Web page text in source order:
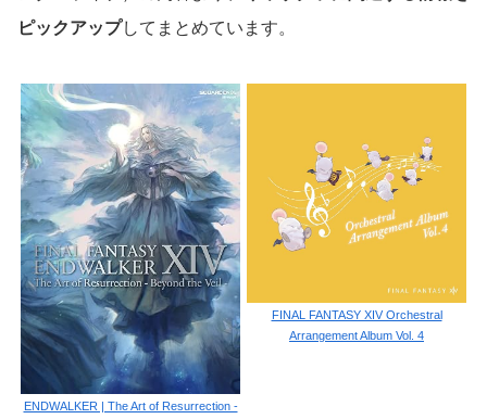
ピックアップしてまとめています。
ENDWALKER | The Art of Resurrection -
FINAL FANTASY XIV Orchestral
Arrangement Album Vol. 4